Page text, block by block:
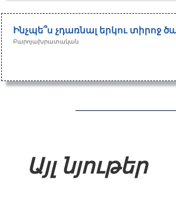
Ինչպե՞ս չդառնալ երկու տիրոջ
Բարոյախրատական
Այլ նյութեր